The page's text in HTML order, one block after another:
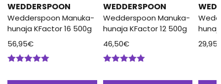
WEDDERSPOON
Wedderspoon Manuka-
hunaja KFactor 16 500g
56,95€
WEDDERSPOON
Wedderspoon Manuka-
hunaja KFactor 12 500g
46,50€
29,95